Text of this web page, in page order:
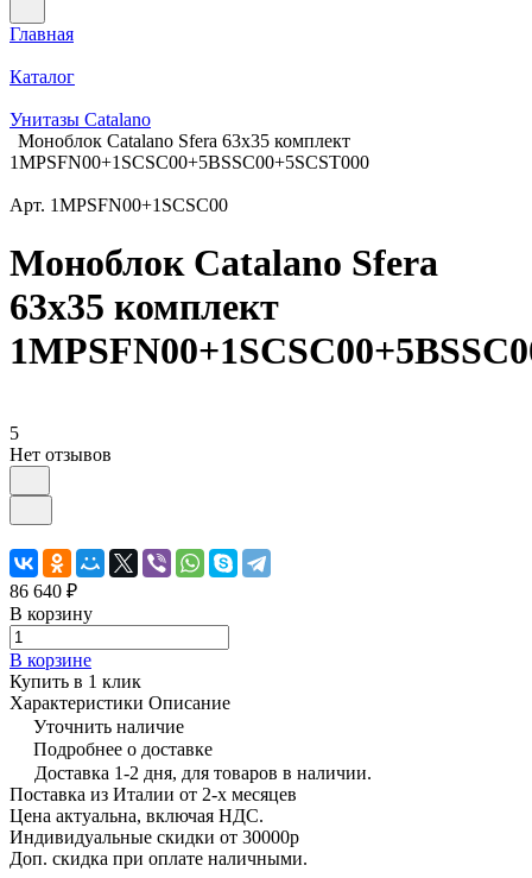
Главная
Каталог
Унитазы Catalano
Моноблок Catalano Sfera 63x35 комплект
1MPSFN00+1SCSC00+5BSSC00+5SCST000
Арт. 1MPSFN00+1SCSC00
Моноблок Catalano Sfera
63x35 комплект
5
Нет отзывов
86 640 ₽
В корзину
В корзине
Купить в 1 клик
Характеристики Описание
Уточнить наличие
Подробнее о доставке
Доставка 1-2 дня, для товаров в наличии.
Поставка из Италии от 2-х месяцев
Цена актуальна, включая НДС.
Индивидуальные скидки от 30000р
Доп. скидка при оплате наличными.